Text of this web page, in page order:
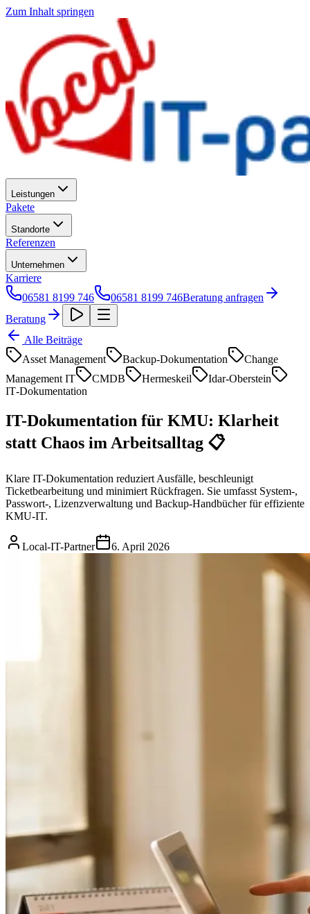
Zum Inhalt springen
Leistungen
Pakete
Standorte
Referenzen
Unternehmen
Karriere
06581 8199 746
06581 8199 746Beratung anfragen
Beratung
Alle Beiträge
Asset Management
Backup‑Dokumentation
Change
Management IT
CMDB Hermeskeil
Idar‑Oberstein
IT‑Dokumentation
IT-Dokumentation für KMU: Klarheit
statt Chaos im Arbeitsalltag 📋
Klare IT-Dokumentation reduziert Ausfälle, beschleunigt
Ticketbearbeitung und minimiert Rückfragen. Sie umfasst System-,
Passwort-, Lizenzverwaltung und Backup-Handbücher für effiziente
KMU-IT.
Local-IT-Partner 6. April 2026